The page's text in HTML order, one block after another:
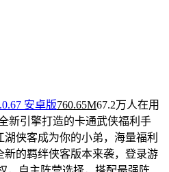
安卓版760.65M67.2万人在用
新引擎打造的卡通武侠福利手
侠客成为你的小弟，海量福利
新的羁绊侠客版本来袭，登录游